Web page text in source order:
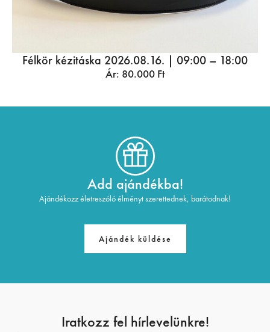
Félkör kézitáska 2026.08.16. | 09:00 – 18:00
Ár: 80.000 Ft
Add ajándékba!
Ajándékozz életreszóló élményt szerettednek, barátodnak!
Ajándék küldése
Iratkozz fel hírlevelünkre!